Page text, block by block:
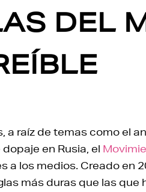
DEL
a raíz de temas como el
en Rusia, el
a los medios. Creado en
más duras que las que